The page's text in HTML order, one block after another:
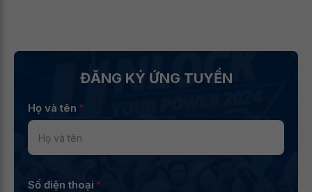
ĐĂNG KÝ ỨNG TUYỂN
Họ và tên *
Số điện thoại *